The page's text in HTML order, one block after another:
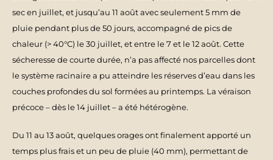
sec en juillet, et jusqu’au 11 août avec seulement 5 mm de
pluie pendant plus de 50 jours, accompagné de pics de
chaleur (> 40°C) le 30 juillet, et entre le 7 et le 12 août. Cette
sécheresse de courte durée, n’a pas affecté nos parcelles dont
le système racinaire a pu atteindre les réserves d’eau dans les
couches profondes du sol formées au printemps. La véraison
précoce – dès le 14 juillet – a été hétérogène.
Du 11 au 13 août, quelques orages ont finalement apporté un
temps plus frais et un peu de pluie (40 mm), permettant de